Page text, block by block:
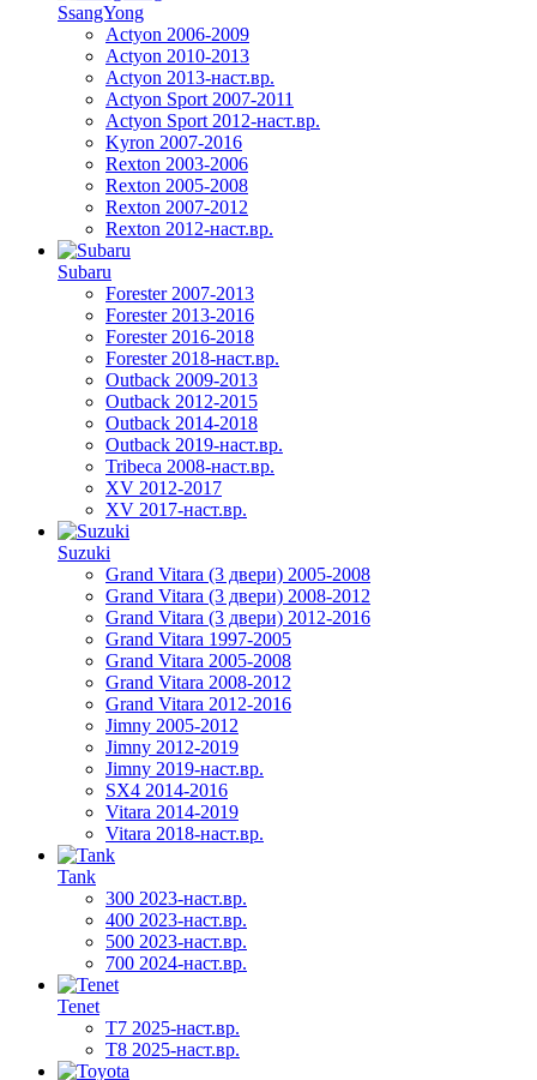
SsangYong
Actyon 2006-2009
Actyon 2010-2013
Actyon 2013-наст.вр.
Actyon Sport 2007-2011
Actyon Sport 2012-наст.вр.
Kyron 2007-2016
Rexton 2003-2006
Rexton 2005-2008
Rexton 2007-2012
Rexton 2012-наст.вр.
Subaru
Forester 2007-2013
Forester 2013-2016
Forester 2016-2018
Forester 2018-наст.вр.
Outback 2009-2013
Outback 2012-2015
Outback 2014-2018
Outback 2019-наст.вр.
Tribeca 2008-наст.вр.
XV 2012-2017
XV 2017-наст.вр.
Suzuki
Grand Vitara (3 двери) 2005-2008
Grand Vitara (3 двери) 2008-2012
Grand Vitara (3 двери) 2012-2016
Grand Vitara 1997-2005
Grand Vitara 2005-2008
Grand Vitara 2008-2012
Grand Vitara 2012-2016
Jimny 2005-2012
Jimny 2012-2019
Jimny 2019-наст.вр.
SX4 2014-2016
Vitara 2014-2019
Vitara 2018-наст.вр.
Tank
300 2023-наст.вр.
400 2023-наст.вр.
500 2023-наст.вр.
700 2024-наст.вр.
Tenet
T7 2025-наст.вр.
T8 2025-наст.вр.